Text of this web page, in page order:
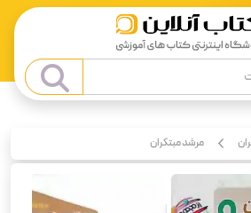
مرشد مبتکران